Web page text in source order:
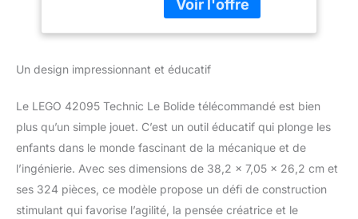
accélération
traverser un terrain
obstacles, de conduire
en marche avant, arrière,
vers la gauche et la
tours à 360° et des
cabrés géniaux à grande
vitesse Comprend les
Un design impressionnant et éducatif
Le LEGO 42095 Technic Le Bolide télécommandé est bien
plus qu’un simple jouet. C’est un outil éducatif qui plonge les
enfants dans le monde fascinant de la mécanique et de
l’ingénierie. Avec ses dimensions de 38,2 x 7,05 x 26,2 cm et
ses 324 pièces, ce modèle propose un défi de construction
stimulant qui favorise l’agilité, la pensée créatrice et le